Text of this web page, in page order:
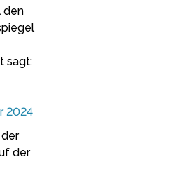
den
sagt:
2024
der
der